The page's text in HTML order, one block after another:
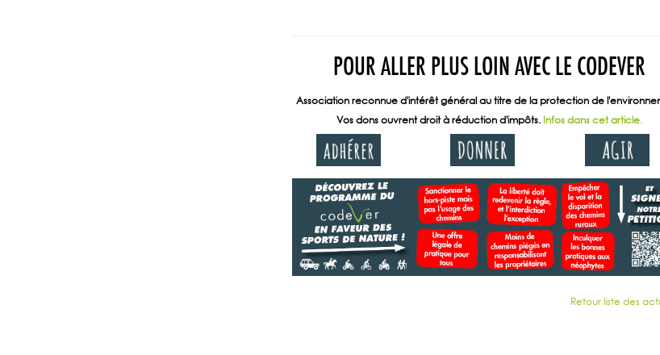
POUR ALLER PLUS LOIN AVEC LE CODEVER
Association reconnue d'intérêt général au titre de la protection de
Vos dons ouvrent droit à réduction d'impôts. Infos dans cet article.
Retour liste des